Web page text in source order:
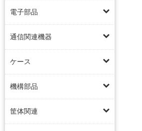
電子部品
通信関連機器
ケース
機構部品
筐体関連